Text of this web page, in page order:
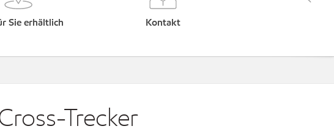
Sie erhältlich Kontakt
Trecker